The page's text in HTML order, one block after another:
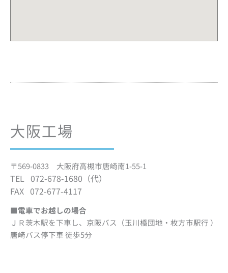
大阪工場
〒569-0833 大阪府高槻市唐崎南1-55-1
TEL 072-678-1680（代）
FAX 072-677-4117
■電車でお越しの場合
ＪＲ茨木駅を下車し、京阪バス（玉川橋団地・枚方市駅行 ）
唐崎バス停下車 徒歩5分